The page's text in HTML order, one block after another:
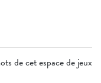
de cet espace de jeux